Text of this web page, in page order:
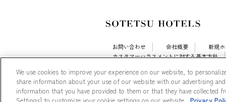
お問い合わせ 会社概要 新規
カスタマーハラスメントに対する基本方針
We use cookies to improve your experience on our website, to
share information about your use of our website with our advertising
information that you have provided to them or that they have collected